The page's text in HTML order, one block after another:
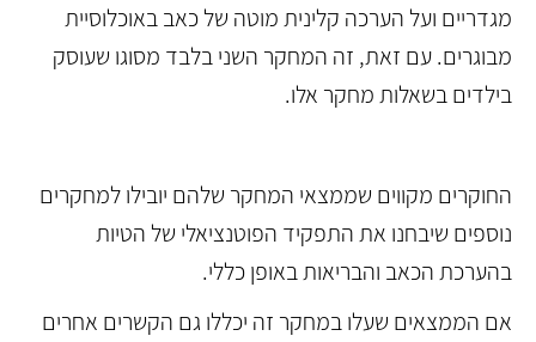
מגדריים ועל הערכה קלינית מוטה של כאב באוכלוסיית
מבוגרים. עם זאת, זה המחקר השני בלבד מסוגו שעוסק
בילדים בשאלות מחקר אלו.
החוקרים מקווים שממצאי המחקר שלהם יובילו למחקרים
נוספים שיבחנו את התפקיד הפוטנציאלי של הטיות
בהערכת הכאב והבריאות באופן כללי.
אם הממצאים שעלו במחקר זה יכללו גם הקשרים אחרים